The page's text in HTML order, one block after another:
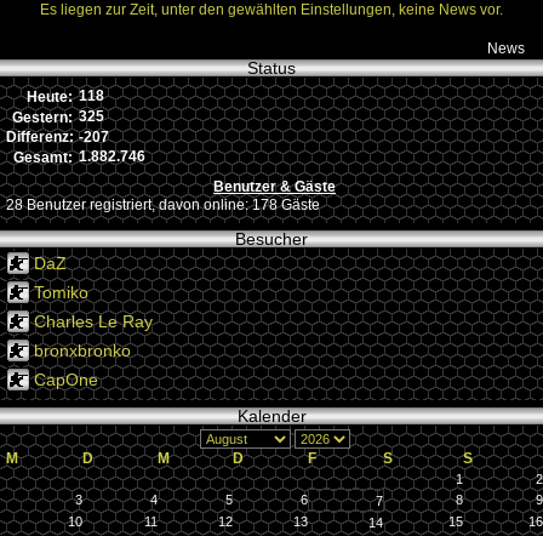
Es liegen zur Zeit, unter den gewählten Einstellungen, keine News vor.
News
Status
Heute: 118
Gestern: 325
Differenz: -207
Gesamt: 1.882.746
Benutzer & Gäste
28 Benutzer registriert, davon online: 178 Gäste
Besucher
DaZ
Tomiko
Charles Le Ray
bronxbronko
CapOne
Kalender
M D M D F S S
1
2
3
4 5 6 7 8
9
10
11 12 13 14 15 16